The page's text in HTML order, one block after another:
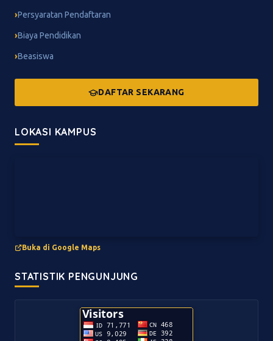
Persyaratan Pendaftaran
Biaya Pendidikan
Beasiswa
DAFTAR SEKARANG
LOKASI KAMPUS
Buka di Google Maps
STATISTIK PENGUNJUNG